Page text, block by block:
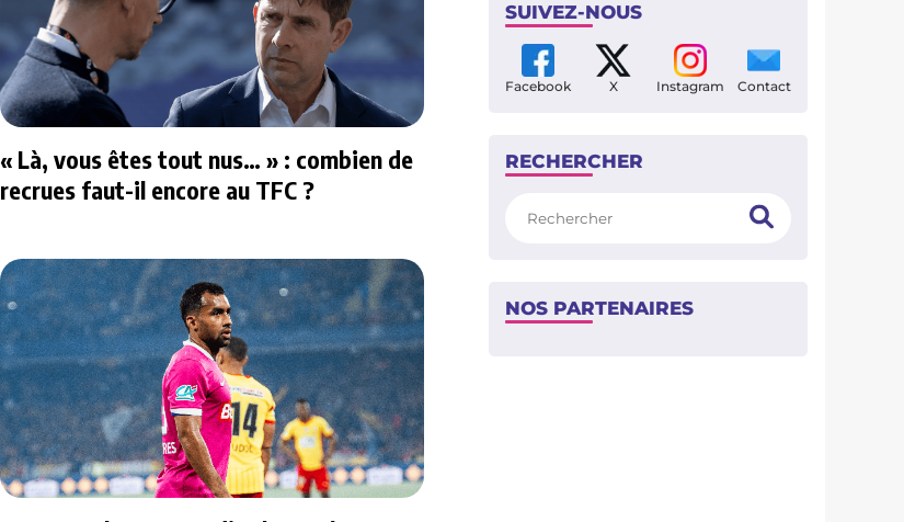
« Là, vous êtes tout nus… » : combien de
recrues faut-il encore au TFC ?
SUIVEZ-NOUS
Facebook X Instagram Contact
RECHERCHER
NOS PARTENAIRES